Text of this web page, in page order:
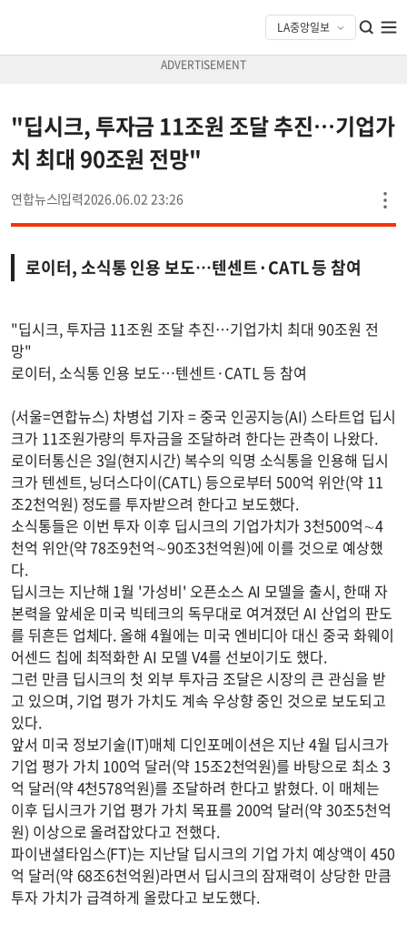
"딥시크, 투자금 11조원 조달 추진…기업가
치 최대 90조원 전망"
연합뉴스 2026.06.02 23:26
로이터, 소식통 인용 보도…텐센트·CATL 등 참여
"딥시크, 투자금 11조원 조달 추진…기업가치 최대 90조원 전
망"
로이터, 소식통 인용 보도…텐센트·CATL 등 참여
(서울=연합뉴스) 차병섭 기자 = 중국 인공지능(AI) 스타트업 딥시
크가 11조원가량의 투자금을 조달하려 한다는 관측이 나왔다.
로이터통신은 3일(현지시간) 복수의 익명 소식통을 인용해 딥시
크가 텐센트, 닝더스다이(CATL) 등으로부터 500억 위안(약 11
조2천억원) 정도를 투자받으려 한다고 보도했다.
소식통들은 이번 투자 이후 딥시크의 기업가치가 3천500억∼4
천억 위안(약 78조9천억∼90조3천억원)에 이를 것으로 예상했
다.
딥시크는 지난해 1월 '가성비' 오픈소스 AI 모델을 출시, 한때 자
본력을 앞세운 미국 빅테크의 독무대로 여겨졌던 AI 산업의 판도
를 뒤흔든 업체다. 올해 4월에는 미국 엔비디아 대신 중국 화웨이
어센드 칩에 최적화한 AI 모델 V4를 선보이기도 했다.
그런 만큼 딥시크의 첫 외부 투자금 조달은 시장의 큰 관심을 받
고 있으며, 기업 평가 가치도 계속 우상향 중인 것으로 보도되고
있다.
앞서 미국 정보기술(IT)매체 디인포메이션은 지난 4월 딥시크가
기업 평가 가치 100억 달러(약 15조2천억원)를 바탕으로 최소 3
억 달러(약 4천578억원)를 조달하려 한다고 밝혔다. 이 매체는
이후 딥시크가 기업 평가 가치 목표를 200억 달러(약 30조5천억
원) 이상으로 올려잡았다고 전했다.
파이낸셜타임스(FT)는 지난달 딥시크의 기업 가치 예상액이 450
억 달러(약 68조6천억원)라면서 딥시크의 잠재력이 상당한 만큼
투자 가치가 급격하게 올랐다고 보도했다.